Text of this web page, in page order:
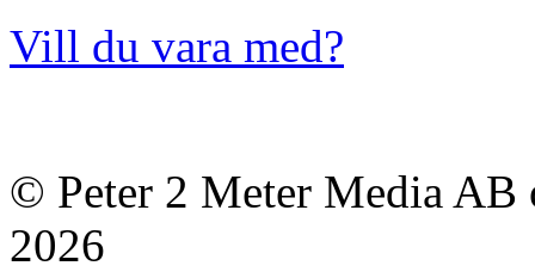
Vill du vara med?
© Peter 2 Meter Media AB
2026